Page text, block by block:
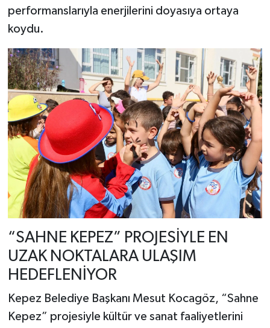
performanslarıyla enerjilerini doyasıya ortaya
koydu.
“SAHNE KEPEZ” PROJESİYLE EN
UZAK NOKTALARA ULAŞIM
HEDEFLENİYOR
Kepez Belediye Başkanı Mesut Kocagöz, “Sahne
Kepez” projesiyle kültür ve sanat faaliyetlerini